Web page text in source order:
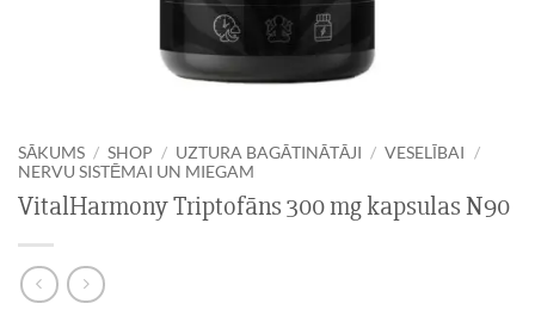
SĀKUMS / SHOP / UZTURA BAGĀTINĀTĀJI / VESELĪBAI
/
NERVU SISTĒMAI UN MIEGAM
VitalHarmony Triptofāns 300 mg kapsulas N90